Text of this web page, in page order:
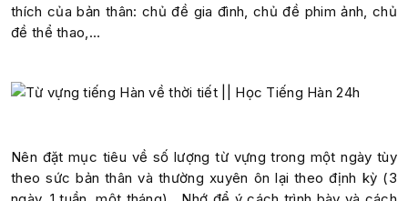
thích của bản thân: chủ đề gia đình, chủ đề phim ảnh, chủ
đề thể thao,…
Nên đặt mục tiêu về số lượng từ vựng trong một ngày tùy
theo sức bản thân và thường xuyên ôn lại theo định kỳ (3